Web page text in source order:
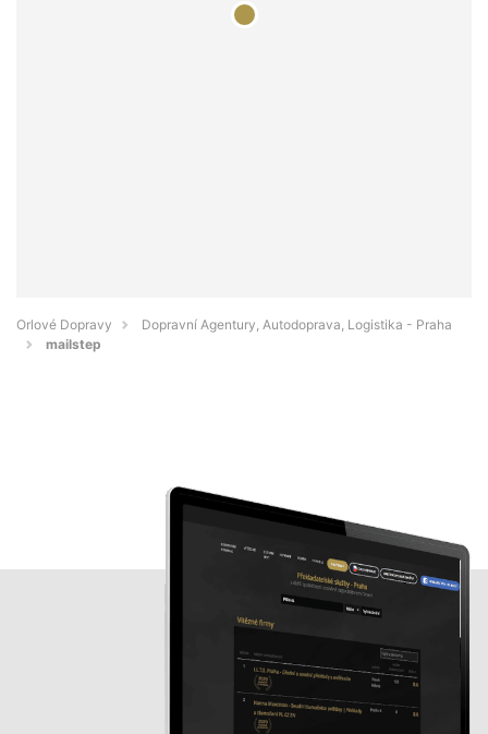
Orlové Dopravy
Dopravní Agentury, Autodoprava, Logistika - Praha
mailstep